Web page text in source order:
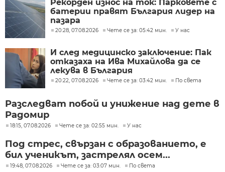
Рекорден износ на ток: Парковете с
батерии правят България лидер на
пазара
20:28, 07.08.2026 Чете се за: 05:42 мин. У нас
И след медицинско заключение: Пак
отказаха на Ива Михайлова да се
лекува в България
20:22, 07.08.2026 Чете се за: 03:42 мин. По света
Разследват побой и унижение над дете в
Радомир
18:15, 07.08.2026 Чете се за: 02:55 мин. У нас
Под стрес, свързан с образованието, е
бил ученикът, застрелял осем...
19:48, 07.08.2026 Чете се за: 03:07 мин. По света